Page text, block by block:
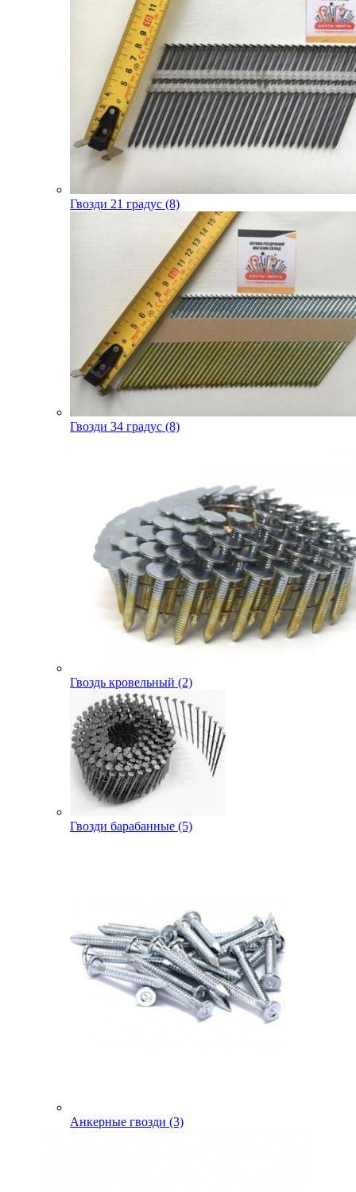
Гвозди 21 градус (8)
Гвозди 34 градус (8)
Гвоздь кровельный (2)
Гвозди барабанные (5)
Анкерные гвозди (3)